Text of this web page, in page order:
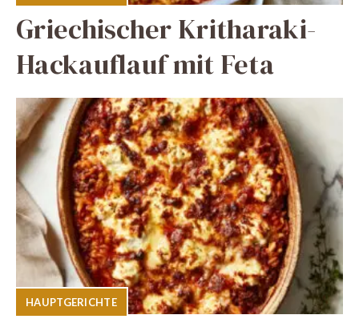
Griechischer Kritharaki-
Hackauflauf mit Feta
HAUPTGERICHTE